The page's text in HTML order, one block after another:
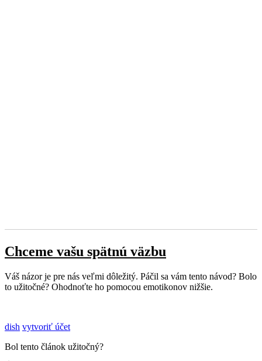
Chceme vašu spätnú väzbu
Váš názor je pre nás veľmi dôležitý. Páčil sa vám tento návod? Bolo
to užitočné? Ohodnoťte ho pomocou emotikonov nižšie.
dish vytvoriť účet
Bol tento článok užitočný?